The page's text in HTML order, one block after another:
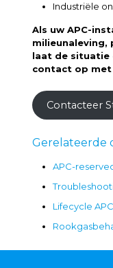
Industriële
Als uw APC-
laat de situatie
contact op met
Contacteer
Gerelateerde
APC-
Lifecycle APC